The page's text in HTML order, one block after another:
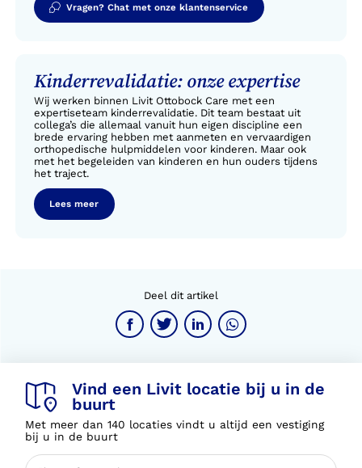
Vragen? Chat met onze klantenservice
Kinderrevalidatie: onze expertise
Wij werken binnen Livit Ottobock Care met een
expertiseteam kinderrevalidatie. Dit team bestaat uit
collega’s die allemaal vanuit hun eigen discipline een
brede ervaring hebben met aanmeten en vervaardigen
orthopedische hulpmiddelen voor kinderen. Maar ook
met het begeleiden van kinderen en hun ouders tijdens
het traject.
Lees meer
Deel dit artikel
Vind een Livit locatie bij u in de
buurt
Met meer dan 140 locaties vindt u altijd een vestiging
bij u in de buurt